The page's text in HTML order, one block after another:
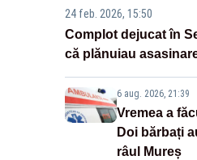
24 feb. 2026, 15:50
Complot dejucat în
că plănuiau
6 aug. 2026, 21:39
Vremea a
Doi bărbați
râul Mureș